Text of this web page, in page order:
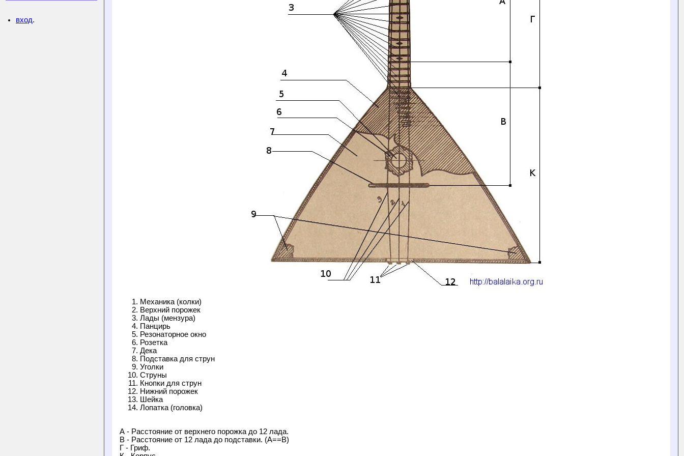
вход.
Механика (колки)
Верхний порожек
Лады (мензура)
Панцирь
Резонаторное окно
Розетка
Дека
Подставка для струн
Уголки
Струны
Кнопки для струн
Нижний порожек
Шейка
Лопатка (головка)
А - Расстояние от верхнего порожка до 12 лада.
В - Расстояние от 12 лада до подставки. (A==B)
Г - Гриф.